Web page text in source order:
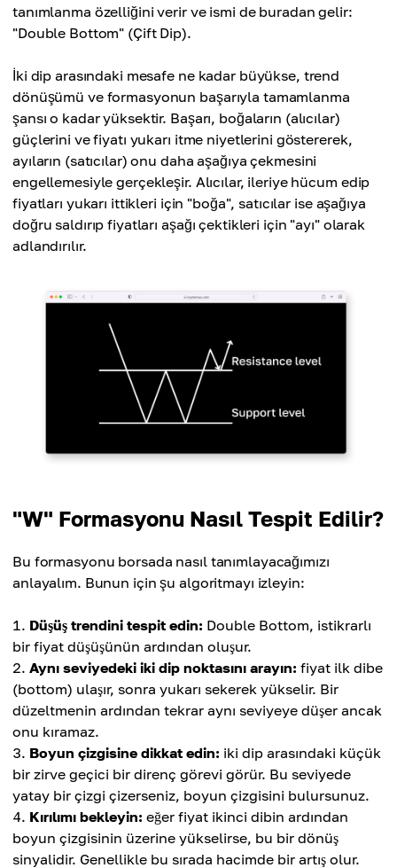
tanımlanma özelliğini verir ve ismi de buradan gelir:
"Double Bottom" (Çift Dip).
İki dip arasındaki mesafe ne kadar büyükse, trend
dönüşümü ve formasyonun başarıyla tamamlanma
şansı o kadar yüksektir. Başarı, boğaların (alıcılar)
güçlerini ve fiyatı yukarı itme niyetlerini göstererek,
ayıların (satıcılar) onu daha aşağıya çekmesini
engellemesiyle gerçekleşir. Alıcılar, ileriye hücum edip
fiyatları yukarı ittikleri için "boğa", satıcılar ise aşağıya
doğru saldırıp fiyatları aşağı çektikleri için "ayı" olarak
adlandırılır.
"W" Formasyonu Nasıl Tespit Edilir?
Bu formasyonu borsada nasıl tanımlayacağımızı
anlayalım. Bunun için şu algoritmayı izleyin:
Düşüş trendini tespit edin: Double Bottom, istikrarlı
bir fiyat düşüşünün ardından oluşur.
Aynı seviyedeki iki dip noktasını arayın: fiyat ilk dibe
(bottom) ulaşır, sonra yukarı sekerek yükselir. Bir
düzeltmenin ardından tekrar aynı seviyeye düşer ancak
onu kıramaz.
Boyun çizgisine dikkat edin: iki dip arasındaki küçük
bir zirve geçici bir direnç görevi görür. Bu seviyede
yatay bir çizgi çizerseniz, boyun çizgisini bulursunuz.
Kırılımı bekleyin: eğer fiyat ikinci dibin ardından
boyun çizgisinin üzerine yükselirse, bu bir dönüş
sinyalidir. Genellikle bu sırada hacimde bir artış olur.